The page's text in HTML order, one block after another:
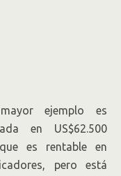
ejemplo es
en US$62.500
es rentable en
pero está